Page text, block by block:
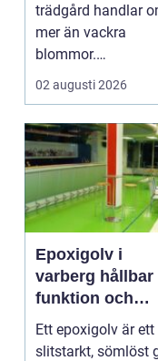
trädgård handlar
mer än vackra
blommor.
trädgårdsdesign
förenar funktion,
och ...
02 augusti 2026
Epoxigolv i
varberg hållbar
funktion och
snygg design i
samma lösning
Ett epoxigolv är ett
slitstarkt, sömlöst